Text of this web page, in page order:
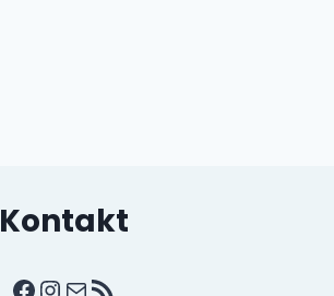
Kontakt
Facebook
Instagram
E-postRSS-strøm